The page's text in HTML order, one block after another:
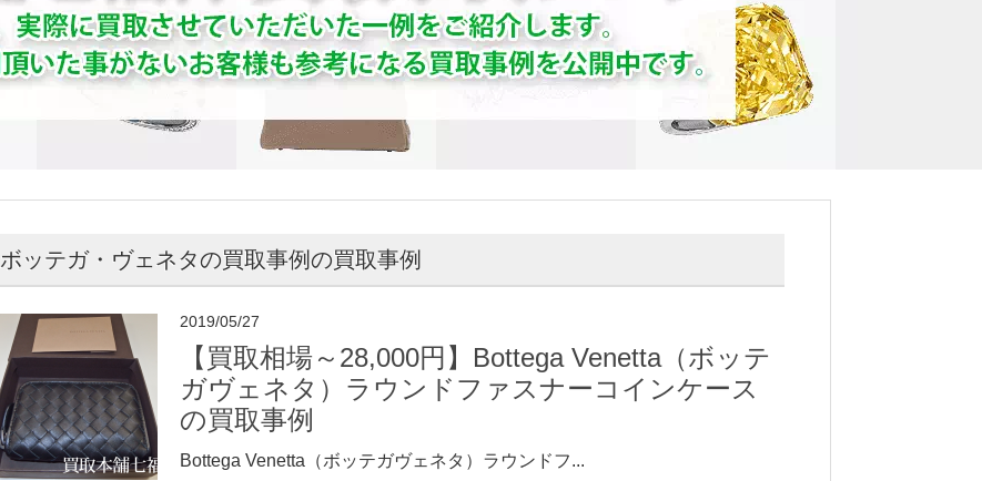
ボッテガ・ヴェネタの買取事例の買取事例
2019/05/27
【買取相場～28,000円】Bottega Venetta（ボッテ
ガヴェネタ）ラウンドファスナーコインケース
の買取事例
Bottega Venetta（ボッテガヴェネタ）ラウンドフ...